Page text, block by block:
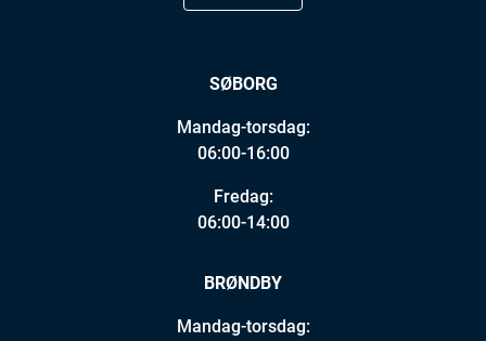
SØBORG
Mandag-torsdag:
06:00-16:00
Fredag:
06:00-14:00
BRØNDBY
Mandag-torsdag: